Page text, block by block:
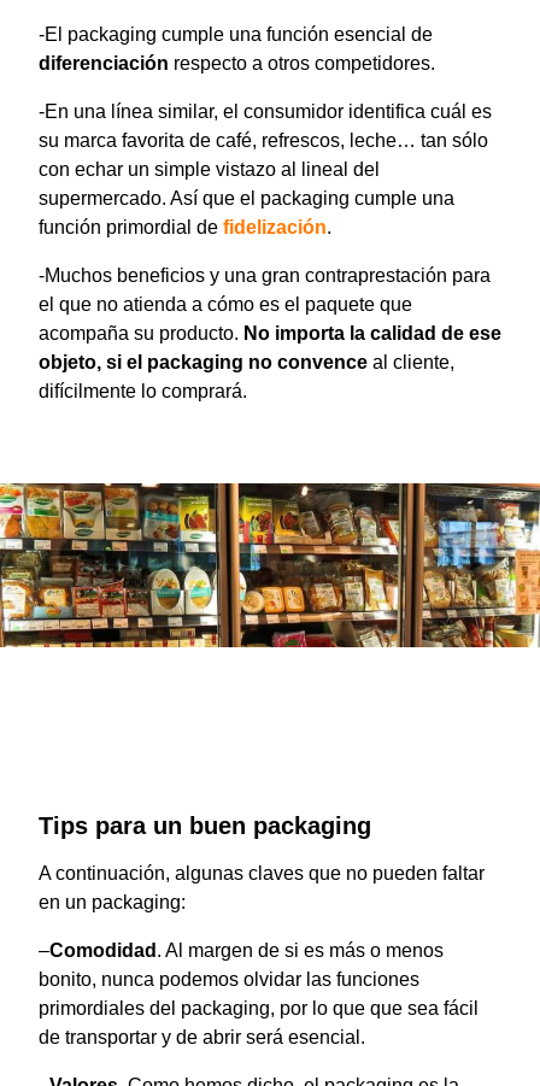
-El packaging cumple una función esencial de
diferenciación respecto a otros competidores.
-En una línea similar, el consumidor identifica cuál es
su marca favorita de café, refrescos, leche… tan sólo
con echar un simple vistazo al lineal del
supermercado. Así que el packaging cumple una
función primordial de fidelización.
-Muchos beneficios y una gran contraprestación para
el que no atienda a cómo es el paquete que
acompaña su producto. No importa la calidad de ese
objeto, si el packaging no convence al cliente,
difícilmente lo comprará.
Tips para un buen packaging
A continuación, algunas claves que no pueden faltar
en un packaging:
–Comodidad . Al margen de si es más o menos
bonito, nunca podemos olvidar las funciones
primordiales del packaging, por lo que que sea fácil
de transportar y de abrir será esencial.